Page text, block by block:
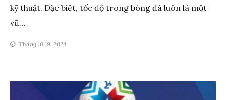
kỹ thuật. Đặc biệt, tốc độ trong bóng đá luôn là một
vũ…
Tháng 10 19, 2024